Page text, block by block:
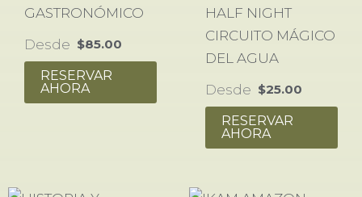
GASTRONÓMICO
Desde $85.00
RESERVAR
AHORA
HALF NIGHT
CIRCUITO MÁGICO
DEL AGUA
Desde $25.00
RESERVAR
AHORA